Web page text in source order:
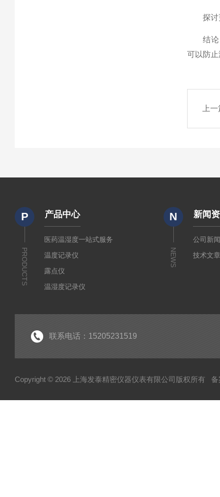
探讨更
结论：
可以防
上
P
PRODUCTS
产品中心
医药温湿度一站式服务
温度记录仪
露点仪
温湿度记录仪
显示仪表
N
NEWS
新闻
公司新
技术文
联系电话：15205231519
Copyright © 2026 上海发泰精密仪器仪表有限公司版权所有 备